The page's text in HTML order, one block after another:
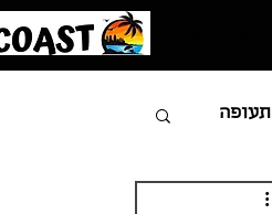
תעופה
חופים